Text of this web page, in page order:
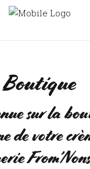
Boutique
sur la
de votre